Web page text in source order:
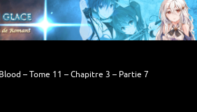
– Tome 11 – Chapitre 3 – Partie 7